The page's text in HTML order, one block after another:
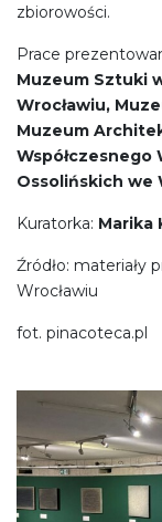
zbiorowości.
Prace
Muzeum Sztuki
Wrocławiu,
Muzeum
Współczesnego
Ossolińskich we
Kuratorka: Marika
Źródło: materiały
Wrocławiu
fot. pinacoteca.pl